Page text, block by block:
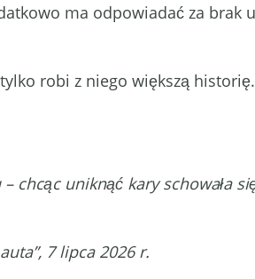
ma odpowiadać za brak
robi z niego większą historię.
chcąc uniknąć kary schowała
7 lipca 2026 r.